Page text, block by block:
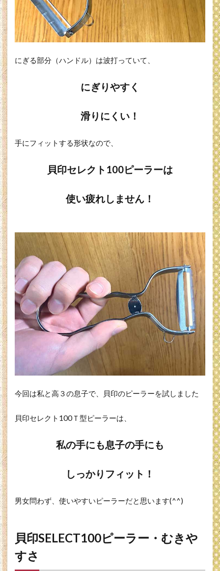
にぎる部分（ハンドル）は波打っていて、
にぎりやすく
滑りにくい！
手にフィットする形状なので、
貝印セレクト100ピーラーは
使い疲れしません！
今回は私と高３の息子で、貝印のピーラーを試しました
貝印セレクト100Ｔ型ピーラーは、
私の手にも息子の手にも
しっかりフィット！
男女問わず、使いやすいピーラーだと思います(^^)
貝印SELECT100ピーラー・むきや
すさ